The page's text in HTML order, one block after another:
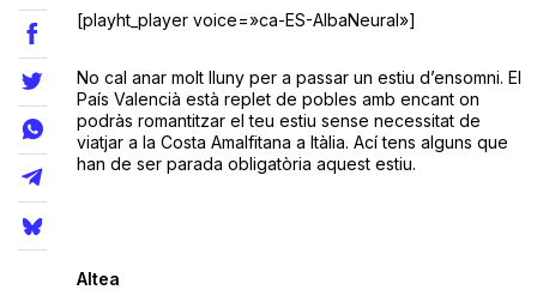
Opinió
Llibres
La Llista
[playht_player voice=»ca-ES-AlbaNeural»]
No cal anar molt lluny per a passar un estiu d’ensomni. El
País Valencià està replet de pobles amb encant on
podràs romantitzar el teu estiu sense necessitat de
viatjar a la Costa Amalfitana a Itàlia. Ací tens alguns que
han de ser parada obligatòria aquest estiu.
Altea